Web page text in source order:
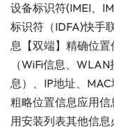
设备标识符(IMEI、
标识符（IDFA)快手
息【双端】精确位
（WiFi信息、
息）、IP地址、MAC
粗略位置信息应用
用安装列表其他信